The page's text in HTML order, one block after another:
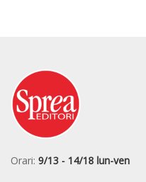
Orari: 9/13 - 14/18 lun-ven